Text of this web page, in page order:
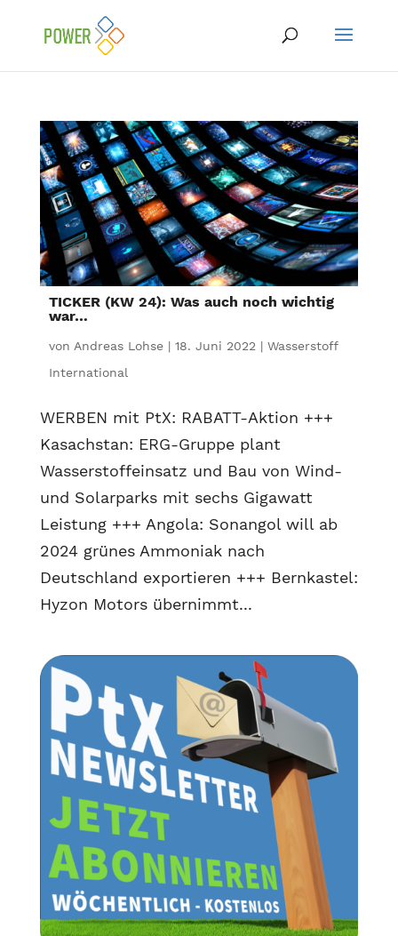
TICKER (KW 24): Was auch noch wichtig
war…
von Andreas Lohse| 18. Juni 2022 | Wasserstoff
International
WERBEN mit PtX: RABATT-Aktion +++
Kasachstan: ERG-Gruppe plant
Wasserstoffeinsatz und Bau von Wind-
und Solarparks mit sechs Gigawatt
Leistung +++ Angola: Sonangol will ab
2024 grünes Ammoniak nach
Deutschland exportieren +++ Bernkastel:
Hyzon Motors übernimmt...